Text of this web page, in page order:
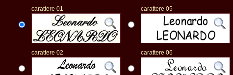
carattere 01
carattere 05
carattere 02 carattere 06